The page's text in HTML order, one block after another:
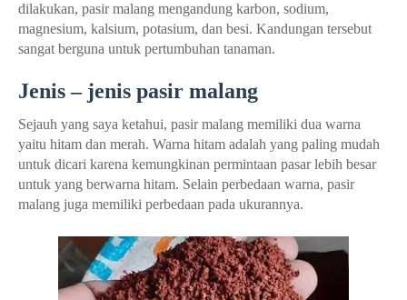
dilakukan, pasir malang mengandung karbon, sodium,
magnesium, kalsium, potasium, dan besi. Kandungan tersebut
sangat berguna untuk pertumbuhan tanaman.
Jenis – jenis pasir malang
Sejauh yang saya ketahui, pasir malang memiliki dua warna
yaitu hitam dan merah. Warna hitam adalah yang paling mudah
untuk dicari karena kemungkinan permintaan pasar lebih besar
untuk yang berwarna hitam. Selain perbedaan warna, pasir
malang juga memiliki perbedaan pada ukurannya.